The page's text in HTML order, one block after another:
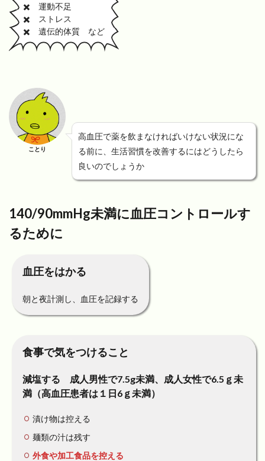
✖️ 運動不足
✖️ ストレス
✖️ 遺伝的体質 など
ことり
高血圧で薬を飲まなければいけない状況にな
る前に、生活習慣を改善するにはどうしたら
良いのでしょうか
140/90mmHg未満に血圧コントロールす
るために
血圧をはかる
朝と夜計測し、血圧を記録する
食事で気をつけること
減塩する 成人男性で7.5g未満、成人女性で6.5ｇ未
満（高血圧患者は１日6ｇ未満）
漬け物は控える
麺類の汁は残す
外食や加工食品を控える